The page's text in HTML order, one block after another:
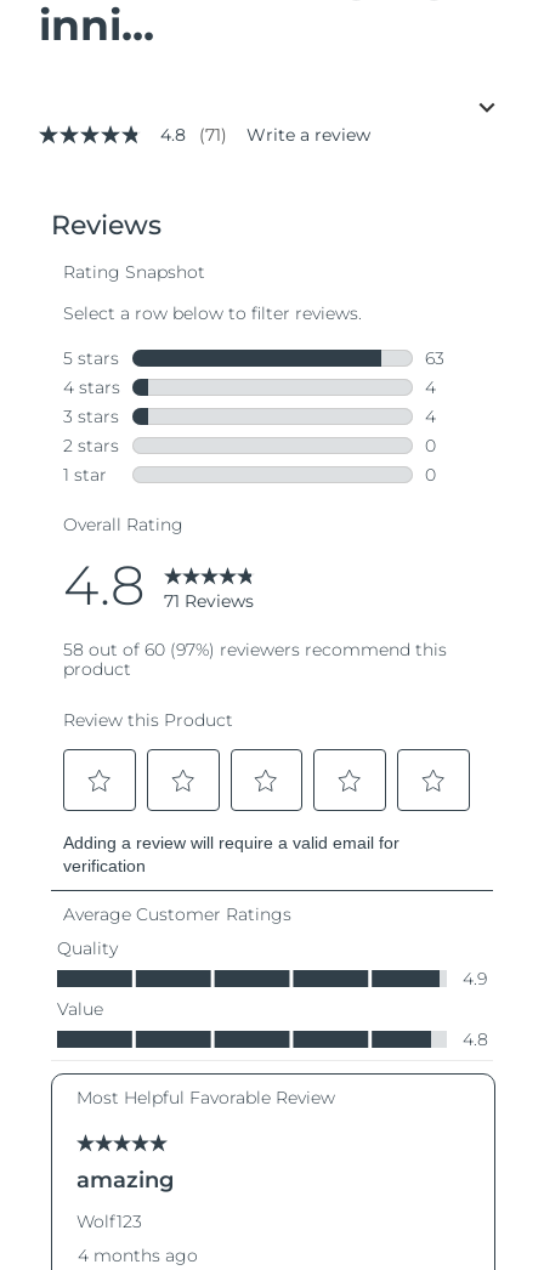
inni...
4.8
stars,
average
value.
Same
page
link.
4.8 (71) Write a review